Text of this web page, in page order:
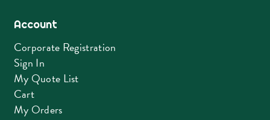
Account
Corporate Registration
Sign In
My Quote List
Cart
My Orders